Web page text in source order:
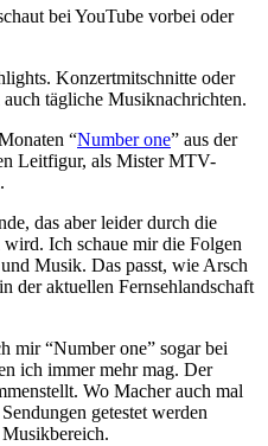
bei YouTube vorbei oder
Konzertmitschnitte oder
tägliche Musiknachrichten.
“Number one” aus der
Leitfigur, als Mister MTV-
das aber leider durch die
wird. Ich schaue mir die Folgen
Musik. Das passt, wie Arsch
der aktuellen Fernsehlandschaft
mir “Number one” sogar bei
ich immer mehr mag. Der
Wo Macher auch mal
getestet werden